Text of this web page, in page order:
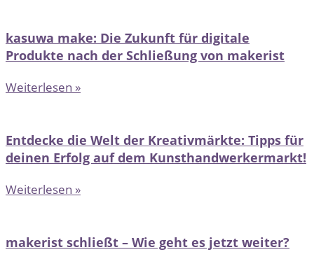
kasuwa make: Die Zukunft für digitale
Produkte nach der Schließung von makerist
Weiterlesen »
Entdecke die Welt der Kreativmärkte: Tipps für
deinen Erfolg auf dem Kunsthandwerkermarkt!
Weiterlesen »
makerist schließt – Wie geht es jetzt weiter?